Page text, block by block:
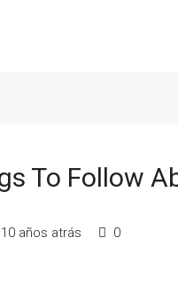
To Follow
10 años atrás 0